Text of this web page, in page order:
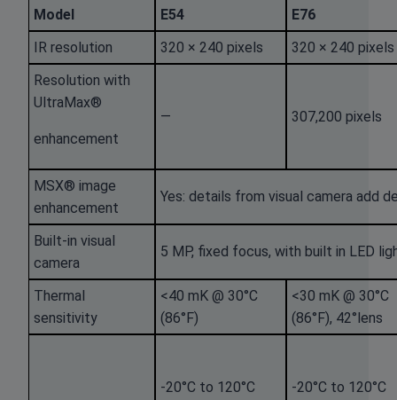
Model E54
E76
IR resolution
320 × 240 pixels
320 × 240 pixels
Resolution with
UltraMax®
enhancement
— 307,200 pixels
MSX® image
enhancement
Yes: details from visual camera add
Built-in visual
camera
5 MP, fixed focus, with built in LED
Thermal
sensitivity
<40 mK @ 30°C
(86°F)
<30 mK @ 30°C
(86°F), 42°lens
-20°C to 120°C
-20°C to 120°C